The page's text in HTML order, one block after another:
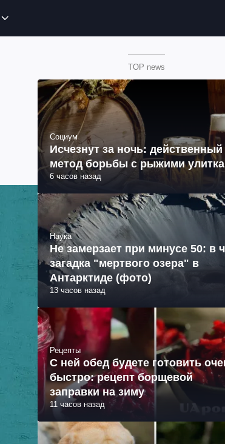
TOP news
Социум
Исчезнут за ночь: действенный
метод борьбы с рыжими
6 часов назад
Наука
Не замерзает при минусе 50: в
загадка "мертвого озера" в
Антарктиде (фото)
13 часов назад
Рецепты
С ней обед будете готовить
быстро: рецепт борщевой
заправки на зиму
11 часов назад